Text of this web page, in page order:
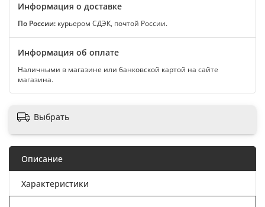
Информация о доставке
По России: курьером СДЭК, почтой России.
Информация об оплате
Наличными в магазине или банковской картой на сайте
магазина.
Выбрать
Описание
Характеристики